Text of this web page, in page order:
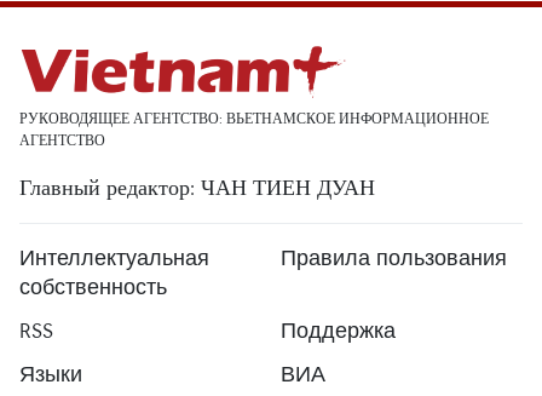
РУКОВОДЯЩЕЕ АГЕНТСТВО: ВЬЕТНАМСКОЕ ИНФОРМАЦИОННОЕ
АГЕНТСТВО
Главный редактор: ЧАН ТИЕН ДУАН
Интеллектуальная
собственность
Правила пользования
RSS
Поддержка
Языки
ВИА